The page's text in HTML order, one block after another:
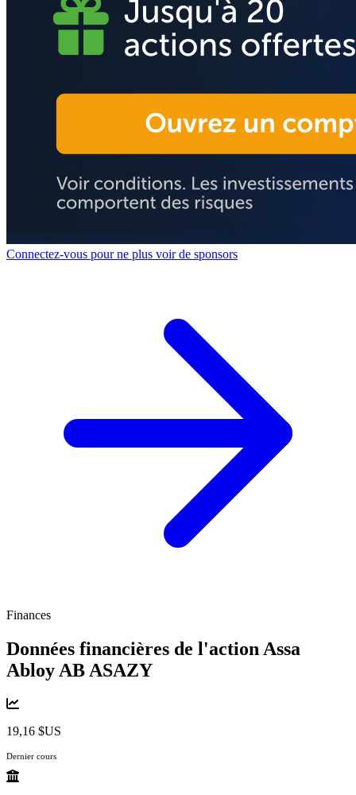
Connectez-vous pour ne plus voir de sponsors
Finances
Données financières de l'action Assa
Abloy AB ASAZY
19,16 $US
Dernier cours